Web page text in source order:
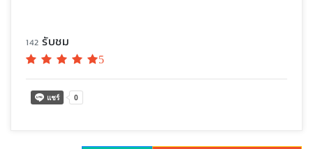
142 รับชม
5